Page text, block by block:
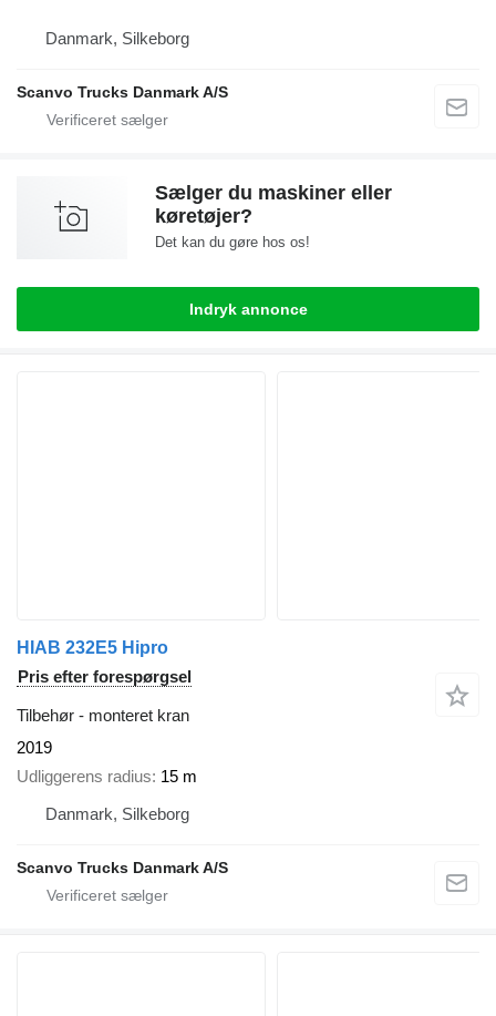
Danmark, Silkeborg
Scanvo Trucks Danmark A/S
Sælger du maskiner eller
køretøjer?
Det kan du gøre hos os!
Indryk annonce
HIAB 232E5 Hipro
Pris efter forespørgsel
Tilbehør - monteret kran
2019
Udliggerens radius 15 m
Danmark, Silkeborg
Scanvo Trucks Danmark A/S